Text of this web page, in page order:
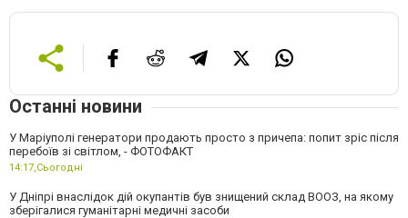
Останні новини
У Маріуполі генератори продають просто з причепа: попит зріс після
перебоїв зі світлом, - ФОТОФАКТ
14:17,Сьогодні
У Дніпрі внаслідок дій окупантів був знищений склад ВООЗ, на якому
зберігалися гуманітарні медичні засоби